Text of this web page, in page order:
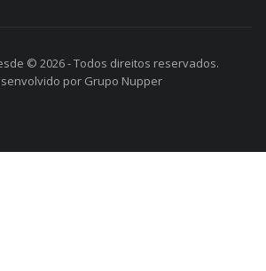
© 2026 - Todos direitos reservados.
por Grupo Nupper